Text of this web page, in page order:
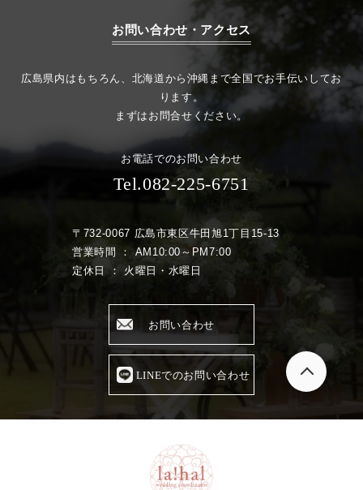
お問い合わせ・アクセス
広島県内はもちろん、北海道から沖縄まで全国でお手伝いしてお
ります。
まずはお問合せください。
お電話でのお問い合わせ
Tel.082-225-6751
〒732-0067 広島市東区牛田旭1丁目15-13
営業時間 ： AM10:00～PM7:00
定休日 ： 火曜日・水曜日
お問い合わせ
LINEでのお問い合わせ